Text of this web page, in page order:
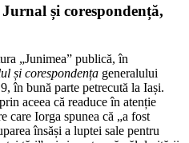
și corespondență,
„Junimea” publică, în
și corespondența generalului
în bună parte petrecută la Iași.
aceea că readuce în atenție
care Iorga spunea că „a fost
însăși a luptei sale pentru